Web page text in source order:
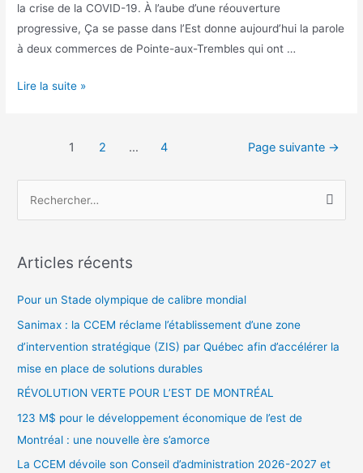
la crise de la COVID-19. À l’aube d’une réouverture
progressive, Ça se passe dans l’Est donne aujourd’hui la parole
à deux commerces de Pointe-aux-Trembles qui ont …
Lire la suite »
1 2 … 4 Page suivante →
Articles récents
Pour un Stade olympique de calibre mondial
Sanimax : la CCEM réclame l’établissement d’une zone
d’intervention stratégique (ZIS) par Québec afin d’accélérer la
mise en place de solutions durables
RÉVOLUTION VERTE POUR L’EST DE MONTRÉAL
123 M$ pour le développement économique de l’est de
Montréal : une nouvelle ère s’amorce
La CCEM dévoile son Conseil d’administration 2026-2027 et